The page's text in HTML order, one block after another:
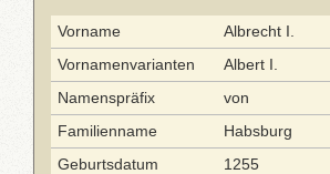
Vorname
Albrecht I.
Vornamenvarianten
Albert I.
Namenspräfix
von
Familienname
Habsburg
Geburtsdatum
1255